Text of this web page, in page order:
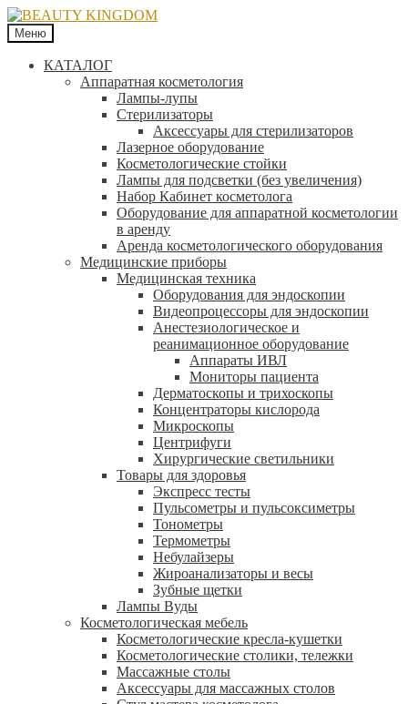
Меню
КАТАЛОГ
Аппаратная косметология
Лампы-лупы
Стерилизаторы
Аксессуары для стерилизаторов
Лазерное оборудование
Косметологические стойки
Лампы для подсветки (без увеличения)
Набор Кабинет косметолога
Оборудование для аппаратной косметологии
в аренду
Аренда косметологического оборудования
Медицинские приборы
Медицинская техника
Оборудования для эндоскопии
Видеопроцессоры для эндоскопии
Анестезиологическое и
реанимационное оборудование
Аппараты ИВЛ
Мониторы пациента
Дерматоскопы и трихоскопы
Концентраторы кислорода
Микроскопы
Центрифуги
Xирургические светильники
Товары для здоровья
Экспресс тесты
Пульсометры и пульсоксиметры
Тонометры
Термометры
Небулайзеры
Жироанализаторы и весы
Зубные щетки
Лампы Вуды
Косметологическая мебель
Косметологические кресла-кушетки
Косметологические столики, тележки
Массажные столы
Аксессуары для массажных столов